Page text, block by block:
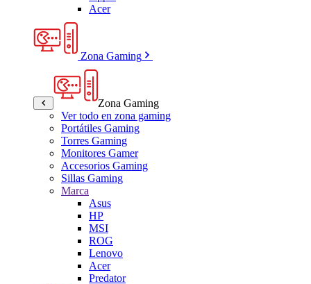
Acer
Zona Gaming
Zona Gaming
Ver todo en zona gaming
Portátiles Gaming
Torres Gaming
Monitores Gamer
Accesorios Gaming
Sillas Gaming
Marca
Asus
HP
MSI
ROG
Lenovo
Acer
Predator